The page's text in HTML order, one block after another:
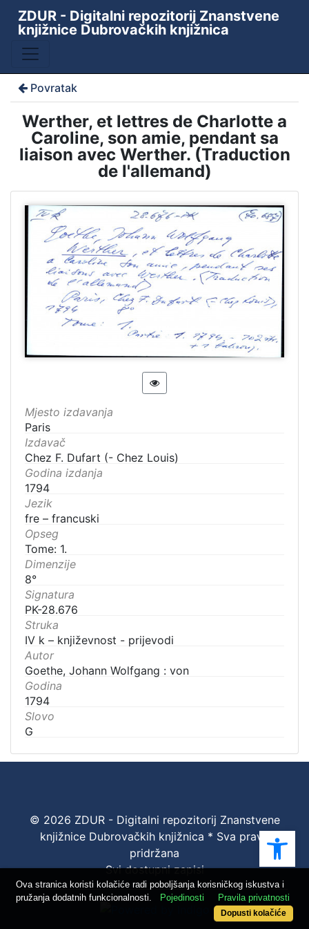
ZDUR - Digitalni repozitorij Znanstvene
knjižnice Dubrovačkih knjižnica
Povratak
Werther, et lettres de Charlotte a
Caroline, son amie, pendant sa
liaison avec Werther. (Traduction
de l'allemand)
Mjesto izdavanja
Paris
Izdavač
Chez F. Dufart (- Chez Louis)
Godina izdanja
1794
Jezik
fre – francuski
Opseg
Tome: 1.
Dimenzije
8°
Signatura
PK-28.676
Struka
IV k – književnost - prijevodi
Autor
Goethe, Johann Wolfgang : von
Godina
1794
Slovo
G
© 2026 ZDUR - Digitalni repozitorij Znanstvene
knjižnice Dubrovačkih knjižnica * Sva prava
pridržana
Svi dostupni zapisi
Ova stranica koristi kolačiće radi poboljšanja korisničkog iskustva i
pružanja dodatnih funkcionalnosti.
Pojedinosti Pravila privatnosti
Dopusti kolačiće